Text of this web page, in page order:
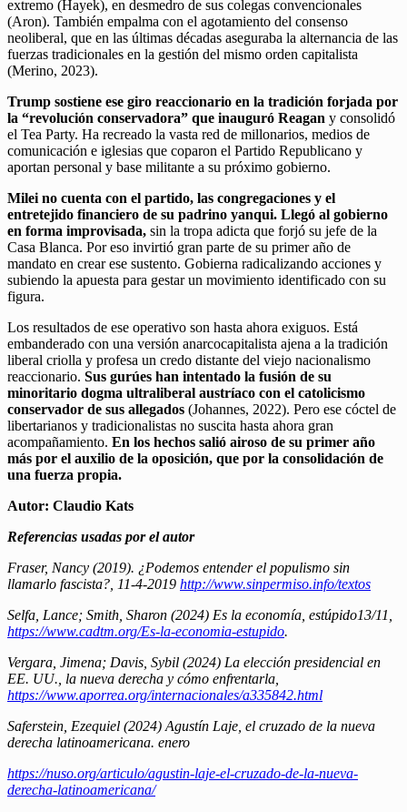
extremo (Hayek), en desmedro de sus colegas convencionales
(Aron). También empalma con el agotamiento del consenso
neoliberal, que en las últimas décadas aseguraba la alternancia de las
fuerzas tradicionales en la gestión del mismo orden capitalista
(Merino, 2023).
Trump sostiene ese giro reaccionario en la tradición forjada por
la “revolución conservadora” que inauguró Reagan y consolidó
el Tea Party. Ha recreado la vasta red de millonarios, medios de
comunicación e iglesias que coparon el Partido Republicano y
aportan personal y base militante a su próximo gobierno.
Milei no cuenta con el partido, las congregaciones y el
entretejido financiero de su padrino yanqui. Llegó al gobierno
en forma improvisada, sin la tropa adicta que forjó su jefe de la
Casa Blanca. Por eso invirtió gran parte de su primer año de
mandato en crear ese sustento. Gobierna radicalizando acciones y
subiendo la apuesta para gestar un movimiento identificado con su
figura.
Los resultados de ese operativo son hasta ahora exiguos. Está
embanderado con una versión anarcocapitalista ajena a la tradición
liberal criolla y profesa un credo distante del viejo nacionalismo
reaccionario. Sus gurúes han intentado la fusión de su
minoritario dogma ultraliberal austríaco con el catolicismo
conservador de sus allegados (Johannes, 2022). Pero ese cóctel de
libertarianos y tradicionalistas no suscita hasta ahora gran
acompañamiento. En los hechos salió airoso de su primer año
más por el auxilio de la oposición, que por la consolidación de
una fuerza propia.
Autor: Claudio Kats
Referencias usadas por el autor
Fraser, Nancy (2019). ¿Podemos entender el populismo sin
llamarlo fascista?, 11-4-2019 http://www.sinpermiso.info/textos
Selfa, Lance; Smith, Sharon (2024) Es la economía, estúpido13/11,
https://www.cadtm.org/Es-la-economia-estupido.
Vergara, Jimena; Davis, Sybil (2024) La elección presidencial en
EE. UU., la nueva derecha y cómo enfrentarla,
https://www.aporrea.org/internacionales/a335842.html
Saferstein, Ezequiel (2024) Agustín Laje, el cruzado de la nueva
derecha latinoamericana. enero
https://nuso.org/articulo/agustin-laje-el-cruzado-de-la-nueva-
derecha-latinoamericana/